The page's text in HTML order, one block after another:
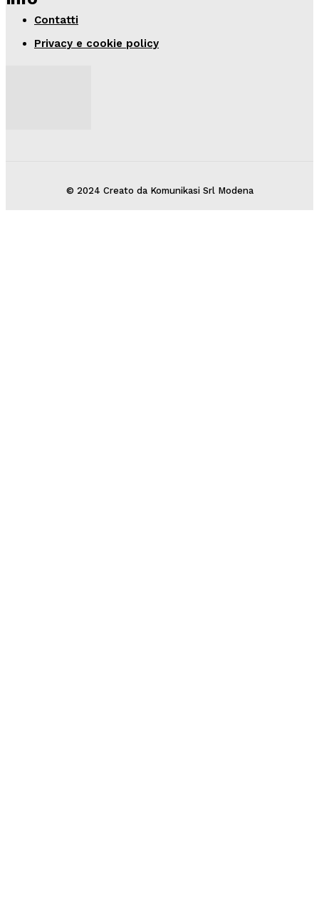
Contatti
Privacy e cookie policy
© 2024 Creato da Komunikasi Srl Modena